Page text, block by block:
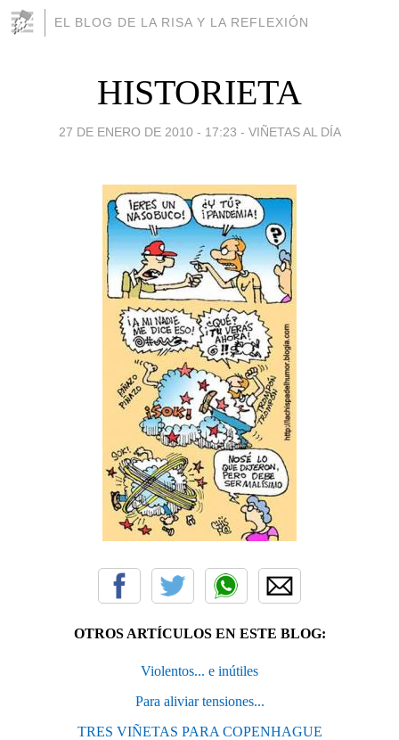
EL BLOG DE LA RISA Y LA REFLEXIÓN
HISTORIETA
27 DE ENERO DE 2010 - 17:23 - VIÑETAS AL DÍA
OTROS ARTÍCULOS EN ESTE BLOG:
Violentos... e inútiles
Para aliviar tensiones...
TRES VIÑETAS PARA COPENHAGUE